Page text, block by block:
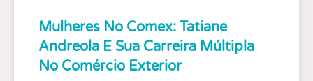
Mulheres No Comex: Tatiane
Andreola E Sua Carreira Múltipla
No Comércio Exterior